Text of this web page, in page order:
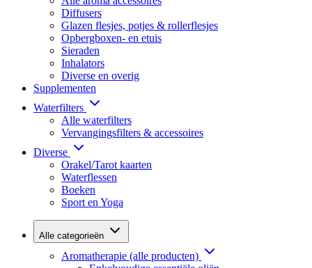
Diffusers
Glazen flesjes, potjes & rollerflesjes
Opbergboxen- en etuis
Sieraden
Inhalators
Diverse en overig
Supplementen
Waterfilters
Alle waterfilters
Vervangingsfilters & accessoires
Diverse
Orakel/Tarot kaarten
Waterflessen
Boeken
Sport en Yoga
Alle categorieën
Aromatherapie (alle producten)